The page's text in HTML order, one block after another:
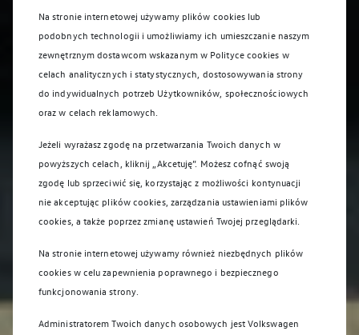
Na stronie internetowej używamy plików cookies lub
podobnych technologii i umożliwiamy ich umieszczanie naszym
zewnętrznym dostawcom wskazanym w Polityce cookies w
celach analitycznych i statystycznych, dostosowywania strony
do indywidualnych potrzeb Użytkowników, społecznościowych
oraz w celach reklamowych.
Jeżeli wyrażasz zgodę na przetwarzania Twoich danych w
powyższych celach, kliknij „Akcetuję”. Możesz cofnąć swoją
zgodę lub sprzeciwić się, korzystając z możliwości kontynuacji
nie akceptując plików cookies, zarządzania ustawieniami plików
cookies, a także poprzez zmianę ustawień Twojej przeglądarki.
Na stronie internetowej używamy również niezbędnych plików
cookies w celu zapewnienia poprawnego i bezpiecznego
funkcjonowania strony.
Administratorem Twoich danych osobowych jest Volkswagen